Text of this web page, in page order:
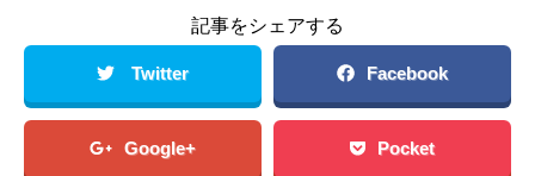
記事をシェアする
Twitter Facebook
Google+ Pocket